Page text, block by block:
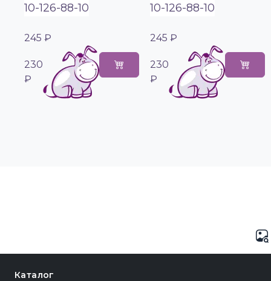
10-126-88-10
245 ₽
230
₽
10-126-88-10
245 ₽
230
₽
Каталог